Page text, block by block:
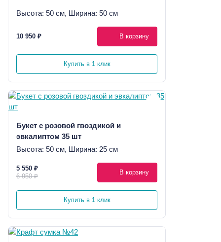
Высота: 50 см, Ширина: 50 см
10 950 ₽ В корзину
Купить в 1 клик
Букет с розовой гвоздикой и
эвкалиптом 35 шт
Высота: 50 см, Ширина: 25 см
5 550 ₽
6 950 ₽
В корзину
Купить в 1 клик